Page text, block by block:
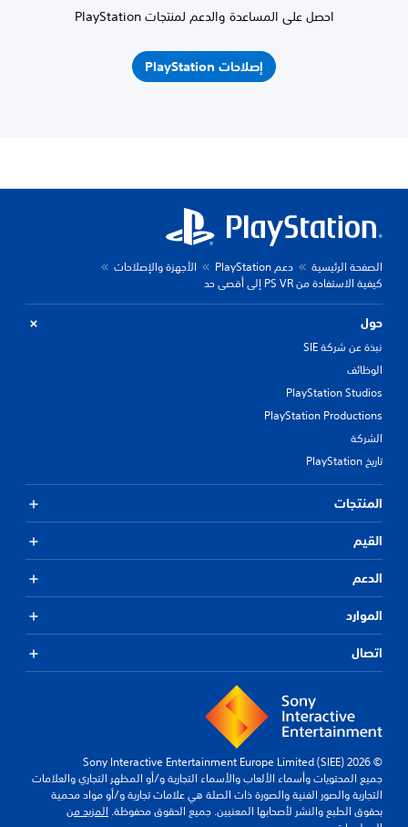
احصل على المساعدة والدعم لمنتجات PlayStation
إصلاحات PlayStation
الصفحة الرئيسية دعم PlayStation
الأجهزة والإصلاحات
كيفية الاستفادة من PS VR إلى أقصى حد
حول
نبذة عن شركة SIE
الوظائف
PlayStation Studios
PlayStation Productions
الشركة
تاريخ PlayStation
المنتجات
القيم
الدعم
الموارد
اتصال
© 2026 Sony Interactive Entertainment Europe Limited (SIEE)
جميع المحتويات وأسماء الألعاب والأسماء التجارية و/أو المظهر التجاري والعلامات
التجارية والصور الفنية والصورة ذات الصلة هي علامات تجارية و/أو مواد محمية
بحقوق الطبع والنشر لأصحابها المعنيين. جميع الحقوق محفوظة.المزيد من